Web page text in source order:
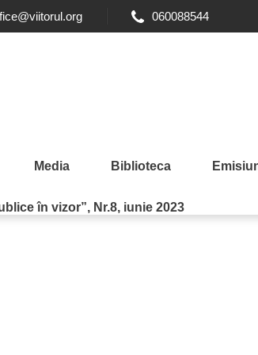
060088544
Media Biblioteca
în vizor”, Nr.8, iunie 2023